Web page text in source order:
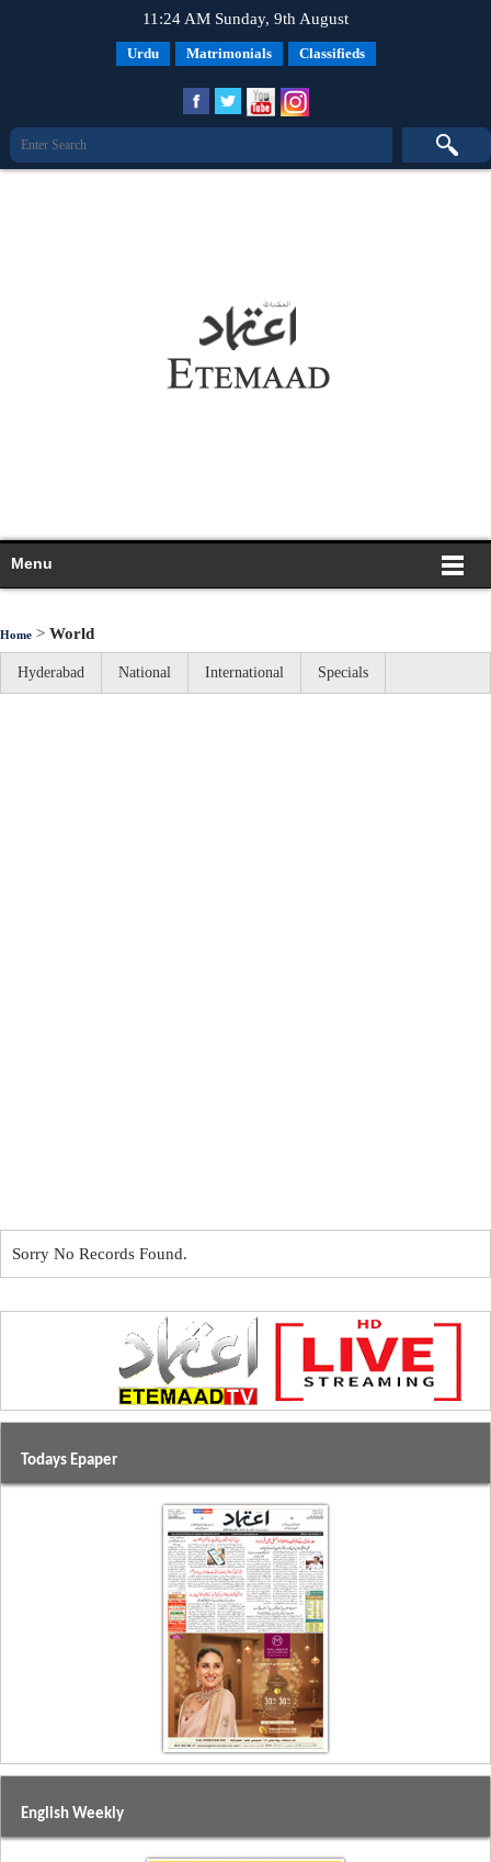
11:24 AM Sunday, 9th August
Urdu Matrimonials Classifieds
Menu
Home > World
Hyderabad National International Specials
Sorry No Records Found.
Todays Epaper
English Weekly